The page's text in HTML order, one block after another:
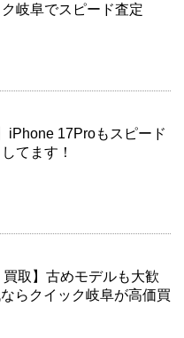
岐阜でスピード査定
iPhone 17Proもスピード
てます！
買取】古めモデルも大歓
らクイック岐阜が高価買